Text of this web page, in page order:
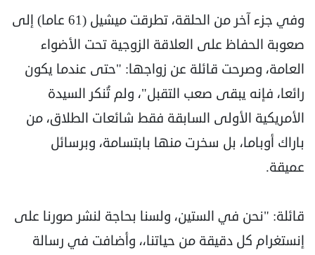
وفي جزء آخر من الحلقة، تطرقت ميشيل (61 عاما) إلى
صعوبة الحفاظ على العلاقة الزوجية تحت الأضواء
العامة، وصرحت قائلة عن زواجها: "حتى عندما يكون
رائعا، فإنه يبقى صعب التقبل"، ولم تُنكر السيدة
الأمريكية الأولى السابقة فقط شائعات الطلاق، من
باراك أوباما، بل سخرت منها بابتسامة، وبرسائل
عميقة.
قائلة: "نحن في الستين، ولسنا بحاجة لنشر صورنا على
إنستغرام كل دقيقة من حياتنا،، وأضافت في رسالة